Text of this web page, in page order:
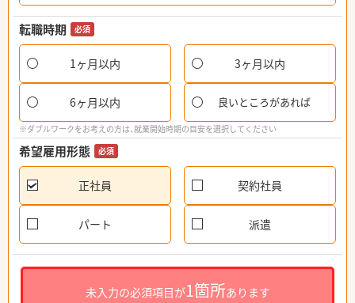
転職時期 必須
1ヶ月以内 3ヶ月以内
6ヶ月以内 良いところがあれば
※ダブルワークをお考えの方は、就業開始時期の目安を選択してください
希望雇用形態 必須
正社員 契約社員
パート 派遣
未入力の必須項目が1箇所あります